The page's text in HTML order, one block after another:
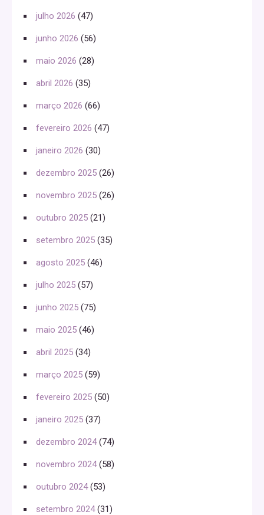
julho 2026 (47)
junho 2026 (56)
maio 2026 (28)
abril 2026 (35)
março 2026 (66)
fevereiro 2026 (47)
janeiro 2026 (30)
dezembro 2025 (26)
novembro 2025 (26)
outubro 2025 (21)
setembro 2025 (35)
agosto 2025 (46)
julho 2025 (57)
junho 2025 (75)
maio 2025 (46)
abril 2025 (34)
março 2025 (59)
fevereiro 2025 (50)
janeiro 2025 (37)
dezembro 2024(74)
novembro 2024(58)
outubro 2024(53)
setembro 2024(31)